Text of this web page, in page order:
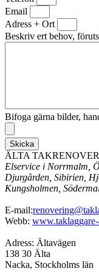
Email
Adress + Ort
Beskriv ert behov,
Bifoga gärna bilder,
Skicka
ÄLTA
Elservice i Norrmalm,
Djurgården, Sibirien,
Kungsholmen,
E-mail:
Webb: www.taklaggare-
Adress: Ältavägen
138 30 Älta
Nacka, Stockholms län